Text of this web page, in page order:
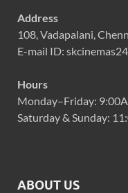
Address
108, Vadapalani,
E-mail ID:
Hours
Monday–Friday:
Saturday & Sunday:
ABOUT US